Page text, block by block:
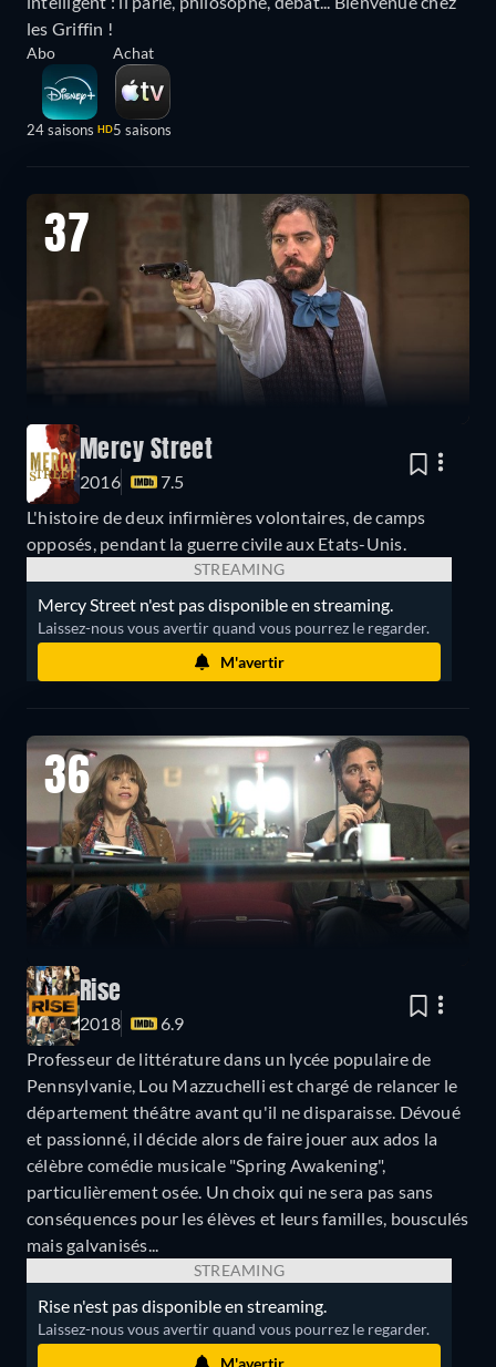
les Griffin !
Abo
24 saisons HD
Achat
5 saisons
37
Mercy Street
2016
7.5
L'histoire de deux infirmières volontaires, de camps
opposés, pendant la guerre civile aux Etats-Unis.
STREAMING
Mercy Street n'est pas disponible en streaming.
Laissez-nous vous avertir quand vous pourrez le regarder.
M'avertir
36
Rise
2018
6.9
Professeur de littérature dans un lycée populaire de
Pennsylvanie, Lou Mazzuchelli est chargé de relancer le
département théâtre avant qu'il ne disparaisse. Dévoué
et passionné, il décide alors de faire jouer aux ados la
célèbre comédie musicale "Spring Awakening",
particulièrement osée. Un choix qui ne sera pas sans
conséquences pour les élèves et leurs familles, bousculés
mais galvanisés...
STREAMING
Rise n'est pas disponible en streaming.
Laissez-nous vous avertir quand vous pourrez le regarder.
M'avertir